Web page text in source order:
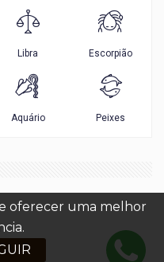
oferecer uma melhor